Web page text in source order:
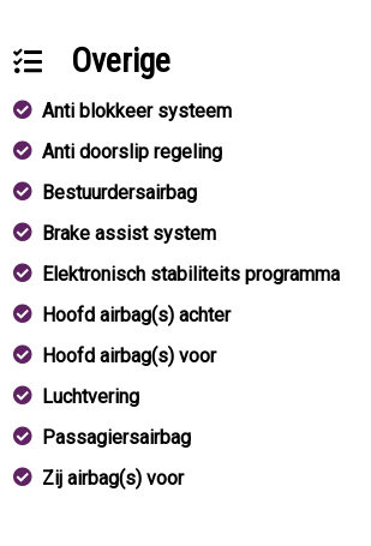
Overige
Anti blokkeer systeem
Anti doorslip regeling
Bestuurdersairbag
Brake assist system
Elektronisch stabiliteits programma
Hoofd airbag(s) achter
Hoofd airbag(s) voor
Luchtvering
Passagiersairbag
Zij airbag(s) voor